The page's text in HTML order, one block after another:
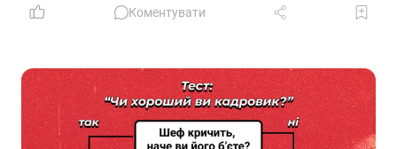
Коментувати